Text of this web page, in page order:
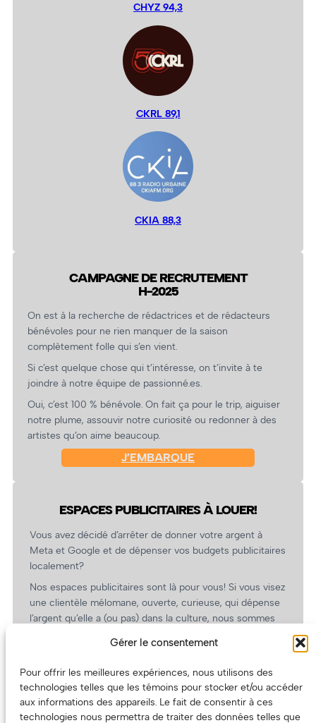
Gérer le consentement
Pour offrir les meilleures expériences, nous utilisons des
technologies telles que les témoins pour stocker et/ou accéder
aux informations des appareils. Le fait de consentir à ces
technologies nous permettra de traiter des données telles que
CHYZ 94,3
CKRL 89,1
CKIA 88,3
CAMPAGNE DE RECRUTEMENT
H-2025
On est à la recherche de rédactrices et de rédacteurs
bénévoles pour ne rien manquer de la saison
complètement folle qui s’en vient.
Si c’est quelque chose qui t’intéresse, on t’invite à te
joindre à notre équipe de passionné.es.
Oui, c’est 100 % bénévole. On fait ça pour le trip, aiguiser
notre plume, assouvir notre curiosité ou redonner à des
artistes qu’on aime beaucoup.
J’EMBARQUE
ESPACES PUBLICITAIRES À LOUER!
Vous avez décidé d’arrêter de donner votre argent à
Meta et Google et de dépenser vos budgets publicitaires
localement?
Nos espaces publicitaires sont là pour vous! Si vous visez
une clientèle mélomane, ouverte, curieuse, qui dépense
l’argent qu’elle a (ou pas) dans la culture, nous sommes
revient.
(Oui, on va avoir des tarifs spéciaux pour vous, les
artistes!)